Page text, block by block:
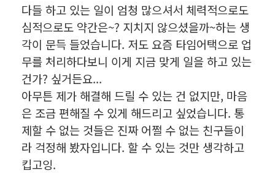
다들 하고 있는 일이 엄청 많으셔서 체력적으로도
심적으로도 약간은~? 지치지 않으셨을까~하는 생
각이 문득 들었습니다. 저도 요즘 타임어택으로 업
무를 처리하다보니 이게 지금 맞게 일을 하고 있는
건가? 싶거든요...
아무튼 제가 해결해 드릴 수 있는 건 없지만, 마음
은 조금 편해질 수 있게 해드리고 싶었습니다. 통
제할 수 없는 것들은 진짜 어쩔 수 없는 친구들이
라 걱정해 봤자입니다. 할 수 있는 것만 생각하고
킵고잉.